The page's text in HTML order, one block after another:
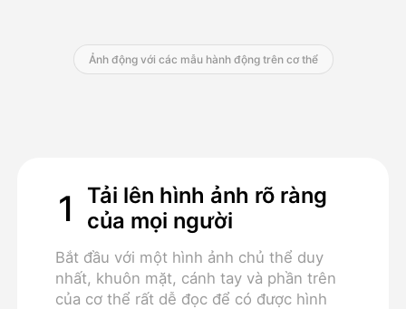
Ảnh động với các mẫu hành động trên cơ thể
1
Tải lên hình ảnh rõ ràng
của mọi người
Bắt đầu với một hình ảnh chủ thể duy
nhất, khuôn mặt, cánh tay và phần trên
của cơ thể rất dễ đọc để có được hình